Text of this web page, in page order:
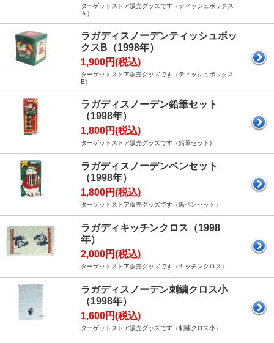
ターゲットストア販売グッズです（ティッシュボックス
Ａ）
ラガディスノーデンティッシュボッ
クスB（1998年）
1,900円(税込)
ターゲットストア販売グッズです（ティッシュボックス
B）
ラガディスノーデン鉛筆セット
（1998年）
1,800円(税込)
ターゲットストア販売グッズです（鉛筆セット）
ラガディスノーデンペンセット
（1998年）
1,800円(税込)
ターゲットストア販売グッズです（黒ペンセット）
ラガディキッチンクロス（1998
年）
2,000円(税込)
ターゲットストア販売グッズです（キッチンクロス）
ラガディスノーデン刺繍クロス小
（1998年）
1,600円(税込)
ターゲットストア販売グッズです（刺繍クロス小）